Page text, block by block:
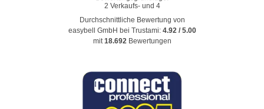
Durchschnittliche Bewertung von
easybell GmbH bei Trustami: 4.92/ 5.00
mit18.692 Bewertungen